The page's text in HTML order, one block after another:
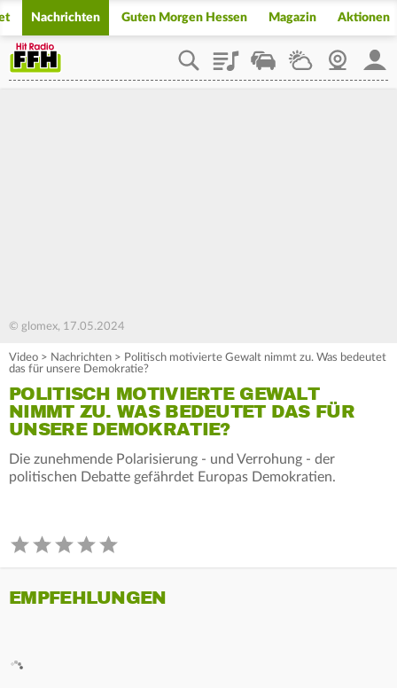
Nachrichten Guten Morgen Hessen Magazin Aktionen
PlaylistStaupilotWetterWebcam
© glomex, 17.05.2024
Video > Nachrichten > Politisch motivierte Gewalt nimmt zu. Was bedeutet
das für unsere Demokratie?
POLITISCH MOTIVIERTE GEWALT
NIMMT ZU. WAS BEDEUTET DAS FÜR
UNSERE DEMOKRATIE?
Die zunehmende Polarisierung - und Verrohung - der
politischen Debatte gefährdet Europas Demokratien.
EMPFEHLUNGEN